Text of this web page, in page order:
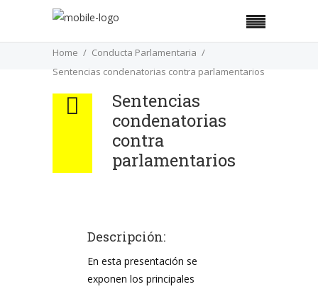
Home
Conducta Parlamentaria
Sentencias condenatorias contra parlamentarios
Sentencias
condenatorias
contra
parlamentarios
Descripción:
En esta presentación se
exponen los principales